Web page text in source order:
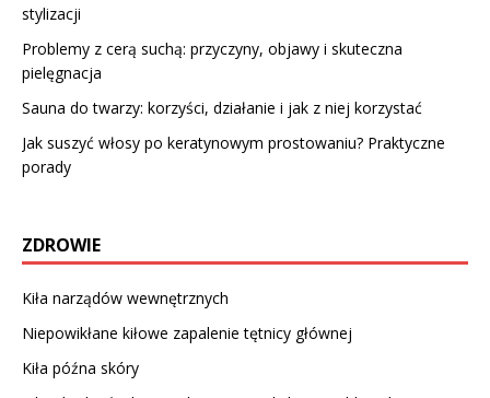
stylizacji
Problemy z cerą suchą: przyczyny, objawy i skuteczna
pielęgnacja
Sauna do twarzy: korzyści, działanie i jak z niej korzystać
Jak suszyć włosy po keratynowym prostowaniu? Praktyczne
porady
ZDROWIE
Kiła narządów wewnętrznych
Niepowikłane kiłowe zapalenie tętnicy głównej
Kiła późna skóry